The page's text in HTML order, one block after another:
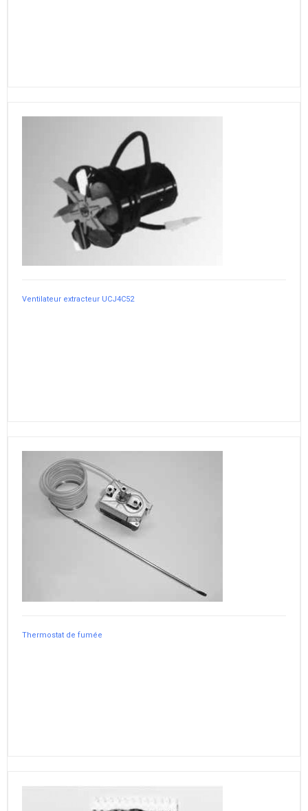
Ventilateur extracteur UCJ4C52
Thermostat de fumée